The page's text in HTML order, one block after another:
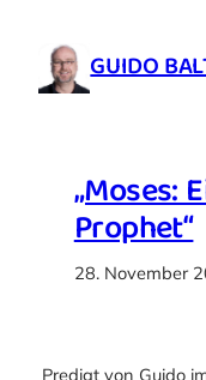
Inhalt
springen GUIDO
„Moses:
Prophet“
28. November
Predigt von Guido